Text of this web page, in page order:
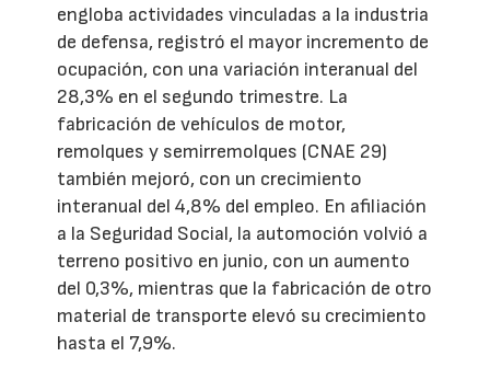
engloba actividades vinculadas a la industria
de defensa, registró el mayor incremento de
ocupación, con una variación interanual del
28,3% en el segundo trimestre. La
fabricación de vehículos de motor,
remolques y semirremolques (CNAE 29)
también mejoró, con un crecimiento
interanual del 4,8% del empleo. En afiliación
a la Seguridad Social, la automoción volvió a
terreno positivo en junio, con un aumento
del 0,3%, mientras que la fabricación de otro
material de transporte elevó su crecimiento
hasta el 7,9%.